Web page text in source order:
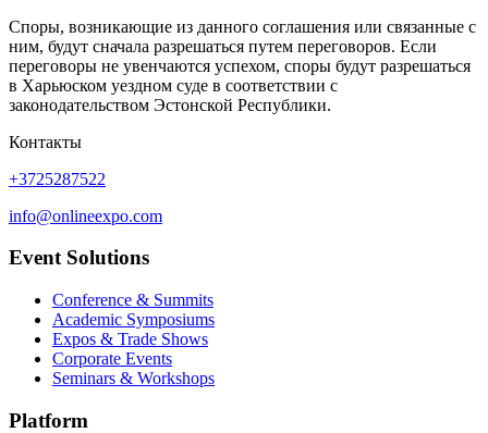
Споры, возникающие из данного соглашения или связанные с
ним, будут сначала разрешаться путем переговоров. Если
переговоры не увенчаются успехом, споры будут разрешаться
в Харьюском уездном суде в соответствии с
законодательством Эстонской Республики.
Контакты
+3725287522
info@onlineexpo.com
Event Solutions
Conference & Summits
Academic Symposiums
Expos & Trade Shows
Corporate Events
Seminars & Workshops
Platform